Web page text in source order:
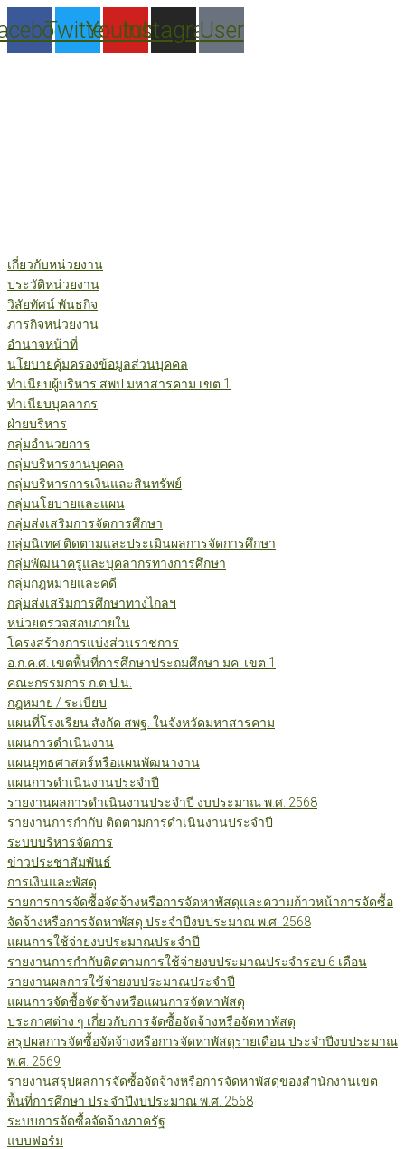
to
content
TwitterYoutube
Instagram
User
เกี่ยวกับหน่วยงาน
ประวัติหน่วยงาน
วิสัยทัศน์ พันธกิจ
ภารกิจหน่วยงาน
อำนาจหน้าที่
นโยบายคุ้มครองข้อมูลส่วนบุคคล
ทำเนียบผู้บริหาร สพป.มหาสารคาม เขต 1
ทำเนียบบุคลากร
ฝ่ายบริหาร
กลุ่มอำนวยการ
กลุ่มบริหารงานบุคคล
กลุ่มบริหารการเงินและสินทรัพย์
กลุ่มนโยบายและแผน
กลุ่มส่งเสริมการจัดการศึกษา
กลุ่มนิเทศ ติดตามและประเมินผลการจัดการศึกษา
กลุ่มพัฒนาครูและบุคลากรทางการศึกษา
กลุ่มกฎหมายและคดี
กลุ่มส่งเสริมการศึกษาทางไกลฯ
หน่วยตรวจสอบภายใน
โครงสร้างการแบ่งส่วนราชการ
อ.ก.ค.ศ. เขตพื้นที่การศึกษาประถมศึกษา มค. เขต 1
คณะกรรมการ ก.ต.ป.น.
กฎหมาย / ระเบียบ
แผนที่โรงเรียน สังกัด สพฐ. ในจังหวัดมหาสารคาม
แผนการดำเนินงาน
แผนยุทธศาสตร์หรือแผนพัฒนางาน
แผนการดำเนินงานประจำปี
รายงานผลการดำเนินงานประจำปี งบประมาณ พ.ศ. 2568
รายงานการกำกับ ติดตามการดำเนินงานประจำปี
ระบบบริหารจัดการ
ข่าวประชาสัมพันธ์
การเงินและพัสดุ
รายการการจัดซื้อจัดจ้างหรือการจัดหาพัสดุและความก้าวหน้าการจัดซื้อ
จัดจ้างหรือการจัดหาพัสดุ ประจำปีงบประมาณ พ.ศ. 2568
แผนการใช้จ่ายงบประมาณประจำปี
รายงานการกำกับติดตามการใช้จ่ายงบประมาณประจำรอบ 6 เดือน
รายงานผลการใช้จ่ายงบประมาณประจำปี
แผนการจัดซื้อจัดจ้างหรือแผนการจัดหาพัสดุ
ประกาศต่าง ๆ เกี่ยวกับการจัดซื้อจัดจ้างหรือจัดหาพัสดุ
สรุปผลการจัดซื้อจัดจ้างหรือการจัดหาพัสดุรายเดือน ประจำปีงบประมาณ
พ.ศ. 2569
รายงานสรุปผลการจัดซื้อจัดจ้างหรือการจัดหาพัสดุของสำนักงานเขต
พื้นที่การศึกษา ประจำปีงบประมาณ พ.ศ. 2568
ระบบการจัดซื้อจัดจ้างภาครัฐ
แบบฟอร์ม